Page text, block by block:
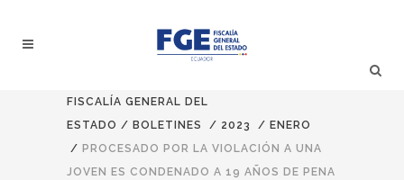
FISCALÍA GENERAL DEL
ESTADO / BOLETINES / 2023 / ENERO
/ PROCESADO POR LA VIOLACIÓN A UNA
JOVEN ES CONDENADO A 19 AÑOS DE PENA